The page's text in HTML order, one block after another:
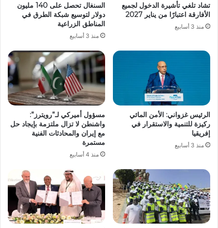
تشاد تلغي تأشيرة الدخول لجميع
الأفارقة اعتبارًا من يناير 2027
منذ 3 أسابيع
السنغال تحصل على 140 مليون
دولار لتوسيع شبكة الطرق في
المناطق الزراعية
منذ 3 أسابيع
الرئيس غزواني: الأمن المائي
ركيزة للتنمية والاستقرار في
إفريقيا
منذ 3 أسابيع
مسؤول أميركي لـ”رويترز”:
واشنطن لا تزال ملتزمة بإيجاد حل
مع إيران والمحادثات الفنية
مستمرة
منذ 4 أسابيع